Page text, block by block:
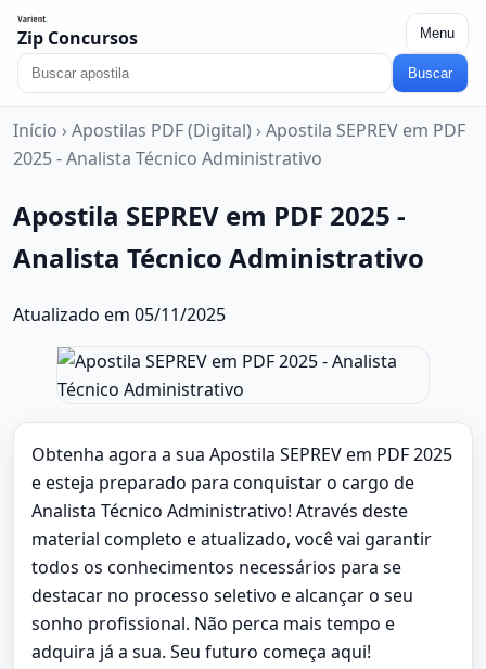
Zip Concursos Menu
Buscar
Início › Apostilas PDF (Digital) › Apostila SEPREV em PDF
2025 - Analista Técnico Administrativo
Apostila SEPREV em PDF 2025 -
Analista Técnico Administrativo
Atualizado em 05/11/2025
Obtenha agora a sua Apostila SEPREV em PDF 2025
e esteja preparado para conquistar o cargo de
Analista Técnico Administrativo! Através deste
material completo e atualizado, você vai garantir
todos os conhecimentos necessários para se
destacar no processo seletivo e alcançar o seu
sonho profissional. Não perca mais tempo e
adquira já a sua. Seu futuro começa aqui!